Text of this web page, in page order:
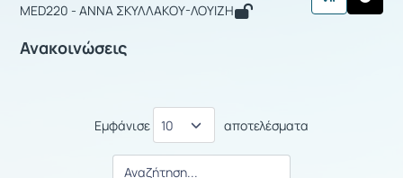
MED220 - ΑΝΝΑ ΣΚΥΛΛΑΚΟΥ-ΛΟΥΙΖΗ
Ανακοινώσεις
Εμφάνισε αποτελέσματα